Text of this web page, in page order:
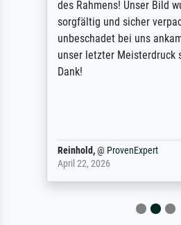
des Rahmens! Unser Bild
sorgfältig und sicher
unbeschadet bei uns
unser letzter Meisterdruck
Dank!
Reinhold,@ ProvenExpert
April 22, 2026